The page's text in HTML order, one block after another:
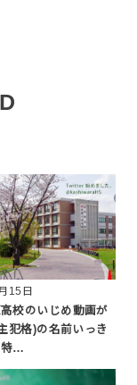
15日
校のいじめ動画が
犯格)の名前いっき
特…